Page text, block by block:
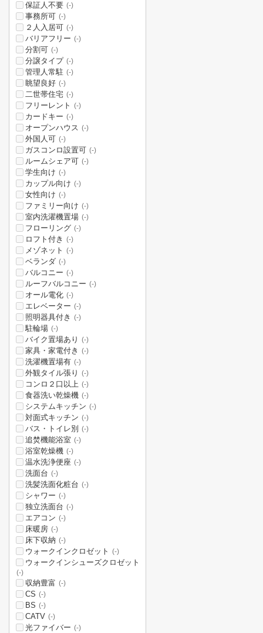
保証人不要 (-)
事務所可 (-)
２人入居可 (-)
バリアフリー (-)
分割可 (-)
分譲タイプ (-)
管理人常駐 (-)
眺望良好 (-)
二世帯住宅 (-)
フリーレント (-)
カードキー (-)
オープンハウス (-)
外国人可 (-)
ガスコンロ設置可 (-)
ルームシェア可 (-)
学生向け (-)
カップル向け (-)
女性向け (-)
ファミリー向け (-)
室内洗濯機置場 (-)
フローリング (-)
ロフト付き (-)
メゾネット (-)
ベランダ (-)
バルコニー (-)
ルーフバルコニー (-)
オール電化 (-)
エレベーター (-)
照明器具付き (-)
駐輪場 (-)
バイク置場あり (-)
家具・家電付き (-)
洗濯機置場有 (-)
外観タイル張り (-)
コンロ２口以上 (-)
食器洗い乾燥機 (-)
システムキッチン (-)
対面式キッチン (-)
バス・トイレ別 (-)
追焚機能浴室 (-)
浴室乾燥機 (-)
温水洗浄便座 (-)
洗面台 (-)
洗髪洗面化粧台 (-)
シャワー (-)
独立洗面台 (-)
エアコン (-)
床暖房 (-)
床下収納 (-)
ウォークインクロゼット (-)
ウォークインシューズクロゼット
(-)
収納豊富 (-)
CS (-)
BS (-)
CATV (-)
光ファイバー (-)